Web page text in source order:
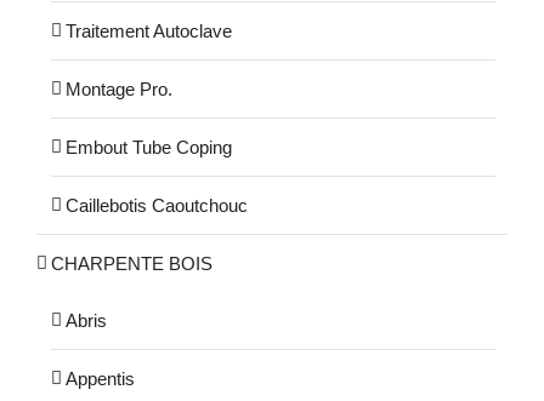
Traitement Autoclave
Montage Pro.
Embout Tube Coping
Caillebotis Caoutchouc
CHARPENTE BOIS
Abris
Appentis